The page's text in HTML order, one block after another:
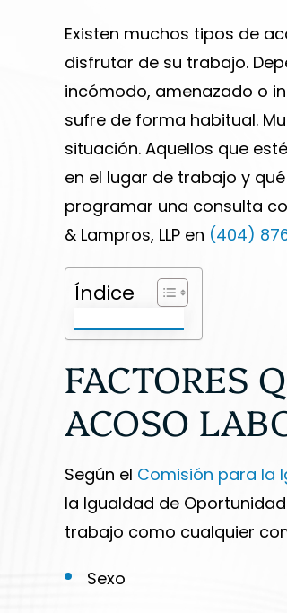
entrada:
entrada:
Existen muchos tipos de
disfrutar de su trabajo.
incómodo, amenazado o
sufre de forma habitual.
situación. Aquellos que
en el lugar de trabajo y
programar una consulta
& Lampros, LLP en (404)
Índice
FACTORES
ACOSO
Según el Comisión para la
la Igualdad de
trabajo como cualquier
Sexo